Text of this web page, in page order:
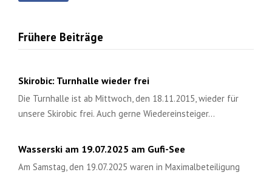
Frühere Beiträge
Skirobic: Turnhalle wieder frei
Die Turnhalle ist ab Mittwoch, den 18.11.2015, wieder für
unsere Skirobic frei. Auch gerne Wiedereinsteiger…
Wasserski am 19.07.2025 am Gufi-See
Am Samstag, den 19.07.2025 waren in Maximalbeteiligung